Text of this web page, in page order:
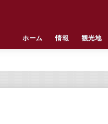
ホーム 情報 観光地